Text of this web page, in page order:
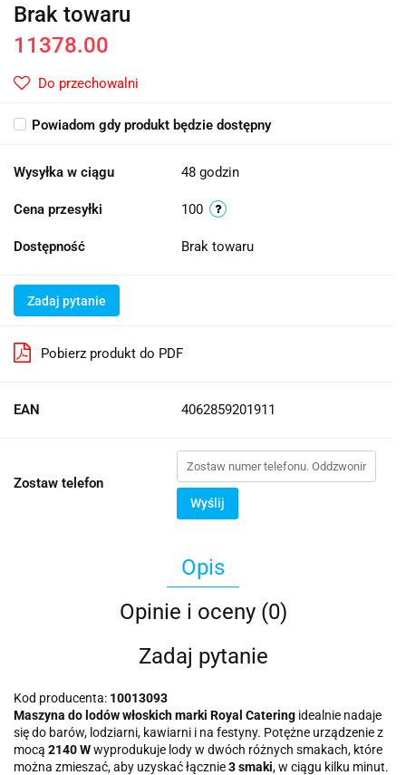
Brak towaru
11378.00
Do przechowalni
Powiadom gdy produkt będzie dostępny
Wysyłka w ciągu 48 godzin
Cena przesyłki 100
Dostępność Brak towaru
Zadaj pytanie
Pobierz produkt do PDF
EAN 4062859201911
Zostaw telefon
Wyślij
Opis
Opinie i oceny (0)
Zadaj pytanie
Kod producenta: 10013093
Maszyna do lodów włoskich marki Royal Catering idealnie nadaje
się do barów, lodziarni, kawiarni i na festyny. Potężne urządzenie z
mocą 2140 Wwyprodukuje lody w dwóch różnych smakach, które
można zmieszać, aby uzyskać łącznie3 smaki, w ciągu kilku minut.